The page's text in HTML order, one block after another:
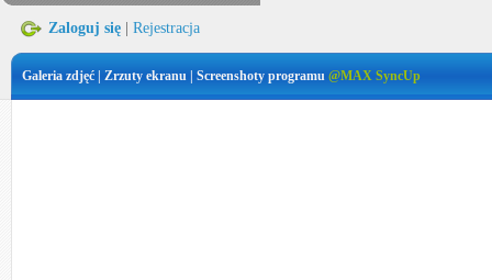
Zaloguj się Rejestracja
Galeria zdjęć | Zrzuty ekranu | Screenshoty programu @MAX SyncUp